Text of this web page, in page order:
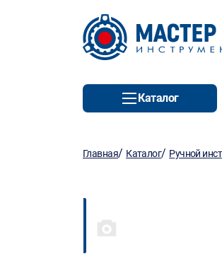
Каталог
Главная/ Каталог/ Ручной